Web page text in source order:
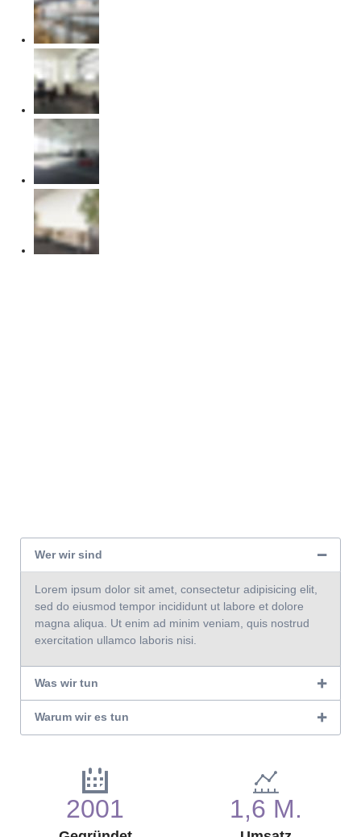
Wer wir sind
Lorem ipsum dolor sit amet, consectetur adipisicing elit,
sed do eiusmod tempor incididunt ut labore et dolore
magna aliqua. Ut enim ad minim veniam, quis nostrud
exercitation ullamco laboris nisi.
Was wir tun
Warum wir es tun
2001 1,6 M.